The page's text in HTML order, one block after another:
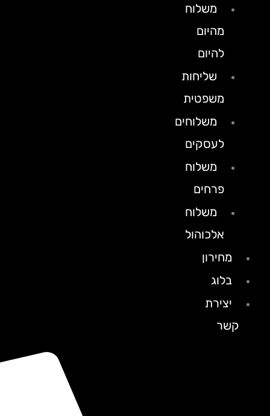
משלוח
מהיום
להיום
שליחות
משפטית
משלוחים
לעסקים
משלוח
פרחים
משלוח
אלכוהול
מחירון
בלוג
יצירת
קשר